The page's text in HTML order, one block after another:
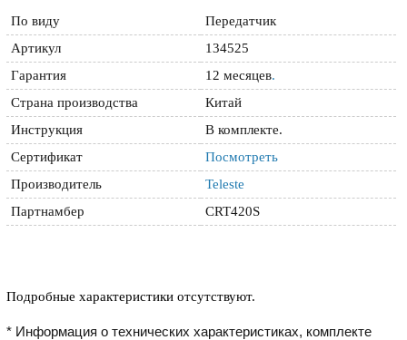
По виду
Передатчик
Артикул
134525
Гарантия
12 месяцев.
Страна производства
Китай
Инструкция
В комплекте.
Сертификат
Посмотреть
Производитель
Teleste
Партнамбер
CRT420S
Подробные характеристики отсутствуют.
* Информация о технических характеристиках, комплекте